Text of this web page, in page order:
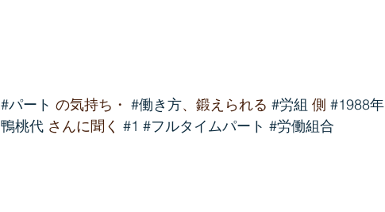
#パート の気持ち・ #働き方、鍛えられる #労組 側 #1988年
鴨桃代 さんに聞く #1 #フルタイムパート #労働組合